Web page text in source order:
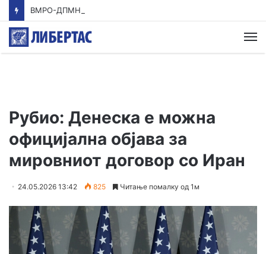
Рубио: Денеска е можна
официјална објава за
мировниот договор со Иран
24.05.2026 13:42 825 Читање помалку од 1м